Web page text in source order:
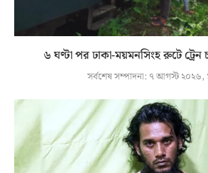
৬ ঘণ্টা পর ঢাকা-ময়মনসিংহ রুটে ট্রেন
সর্বশেষ সম্পাদনা: ৭ আগস্ট ২০২৬,